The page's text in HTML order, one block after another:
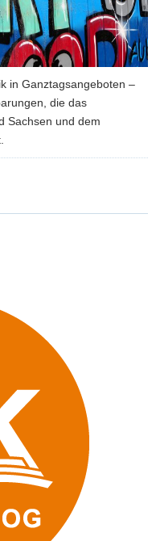
in Ganztagsangeboten –
die das
Sachsen und dem